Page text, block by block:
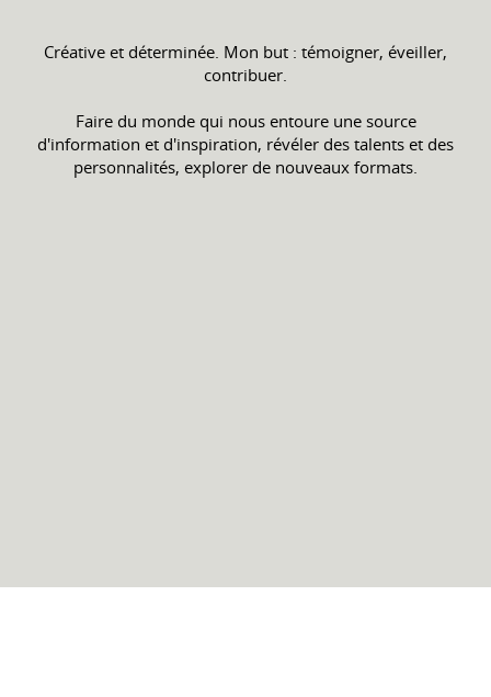
Créative et déterminée. Mon but : témoigner, éveiller,
contribuer.
Faire du monde qui nous entoure une source
d'information et d'inspiration, révéler des talents et des
personnalités, explorer de nouveaux formats.